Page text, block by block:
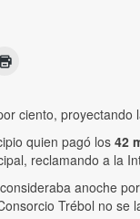
ciento,
quien pagó los 42
reclamando a la
anoche
Trébol no